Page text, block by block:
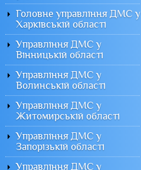
Головне управління ДМС у
Харківській області
Управління ДМС у
Вінницькій області
Управління ДМС у
Волинській області
Управління ДМС у
Житомирській області
Управління ДМС у
Запорізькій області
Управління ДМС у